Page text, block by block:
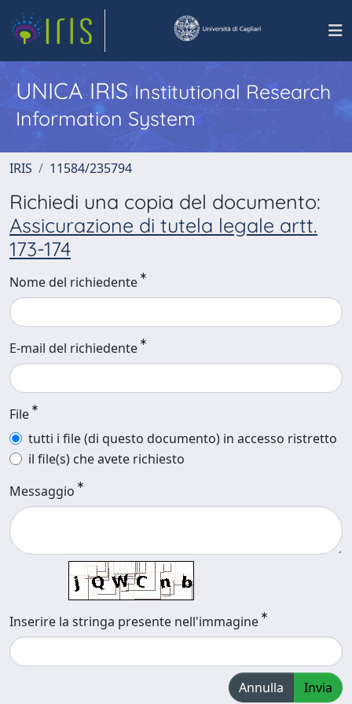
UNICA IRISInstitutional Research
Information System
IRIS 11584/235794
Richiedi una copia del documento:
Assicurazione di tutela legale artt.
173-174
Nome del richiedente
E-mail del richiedente
File
tutti i file (di questo documento) in accesso ristretto
il file(s) che avete richiesto
Messaggio
Inserire la stringa presente nell'immagine
Annulla Invia